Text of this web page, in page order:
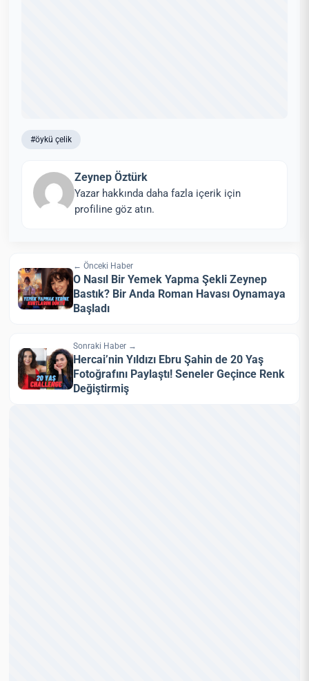
#öykü çelik
Zeynep Öztürk
Yazar hakkında daha fazla içerik için
profiline göz atın.
← Önceki Haber
O Nasıl Bir Yemek Yapma Şekli Zeynep
Bastık? Bir Anda Roman Havası Oynamaya
Başladı
Sonraki Haber →
Hercai’nin Yıldızı Ebru Şahin de 20 Yaş
Fotoğrafını Paylaştı! Seneler Geçince Renk
Değiştirmiş